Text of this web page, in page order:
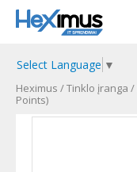
Select Language ▼
Heximus /Tinklo įranga /
Points)